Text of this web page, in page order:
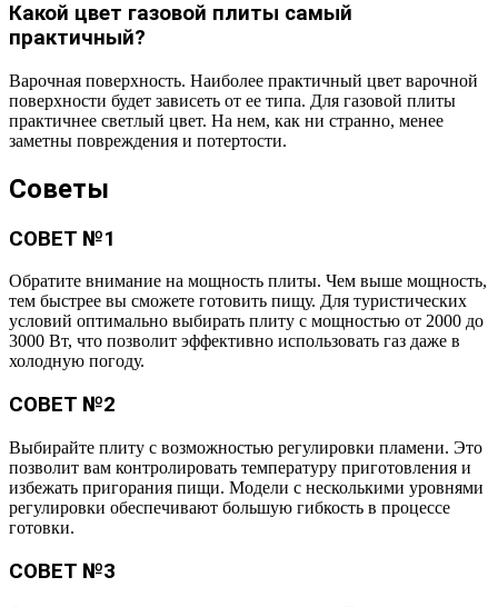
Какой цвет газовой плиты самый
практичный?
Варочная поверхность. Наиболее практичный цвет варочной
поверхности будет зависеть от ее типа. Для газовой плиты
практичнее светлый цвет. На нем, как ни странно, менее
заметны повреждения и потертости.
Советы
СОВЕТ №1
Обратите внимание на мощность плиты. Чем выше мощность,
тем быстрее вы сможете готовить пищу. Для туристических
условий оптимально выбирать плиту с мощностью от 2000 до
3000 Вт, что позволит эффективно использовать газ даже в
холодную погоду.
СОВЕТ №2
Выбирайте плиту с возможностью регулировки пламени. Это
позволит вам контролировать температуру приготовления и
избежать пригорания пищи. Модели с несколькими уровнями
регулировки обеспечивают большую гибкость в процессе
готовки.
СОВЕТ №3